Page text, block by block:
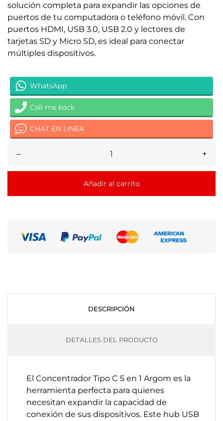
solución completa para expandir las opciones de
puertos de tu computadora o teléfono móvil. Con
puertos HDMI, USB 3.0, USB 2.0 y lectores de
tarjetas SD y Micro SD, es ideal para conectar
múltiples dispositivos.
WhatsApp
Call me back
CHAT EN LINEA
– +
Añadir al carrito
DESCRIPCIÓN
DETALLES DEL PRODUCTO
El Concentrador Tipo C 5 en 1 Argom es la
herramienta perfecta para quienes
necesitan expandir la capacidad de
conexión de sus dispositivos. Este hub USB